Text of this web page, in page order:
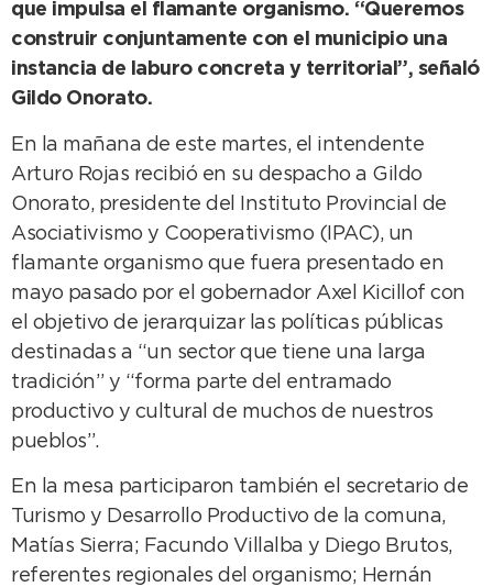
que impulsa el flamante organismo. “Queremos
construir conjuntamente con el municipio una
instancia de laburo concreta y territorial”, señaló
Gildo Onorato.
En la mañana de este martes, el intendente
Arturo Rojas recibió en su despacho a Gildo
Onorato, presidente del Instituto Provincial de
Asociativismo y Cooperativismo (IPAC), un
flamante organismo que fuera presentado en
mayo pasado por el gobernador Axel Kicillof con
el objetivo de jerarquizar las políticas públicas
destinadas a “un sector que tiene una larga
tradición” y “forma parte del entramado
productivo y cultural de muchos de nuestros
pueblos”.
En la mesa participaron también el secretario de
Turismo y Desarrollo Productivo de la comuna,
Matías Sierra; Facundo Villalba y Diego Brutos,
referentes regionales del organismo; Hernán